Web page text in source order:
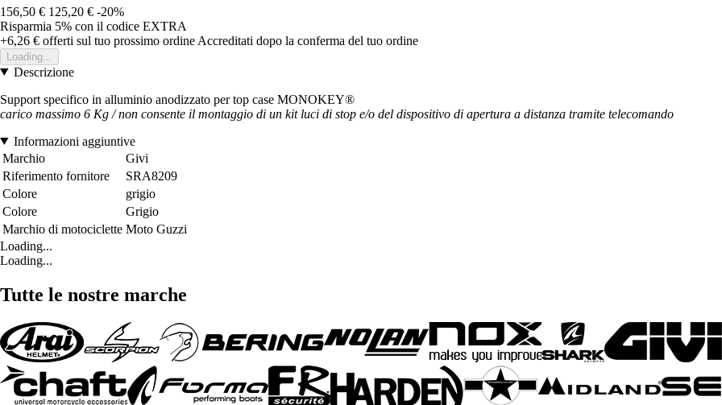
156,50 € 125,20 € -20%
Risparmia 5% con il codice EXTRA
+6,26 € offerti sul tuo prossimo ordine Accreditati dopo la conferma del tuo ordine
Loading...
Descrizione
Support specifico in alluminio anodizzato per top case MONOKEY®
carico massimo 6 Kg / non consente il montaggio di un kit luci di stop e/o del dispositivo di apertura a distanza tramite telecomando
Informazioni aggiuntive
Marchio
Givi
Riferimento fornitore
SRA8209
Colore
grigio
Colore
Grigio
Marchio di motociclette Moto Guzzi
Loading...
Loading...
Tutte le nostre marche